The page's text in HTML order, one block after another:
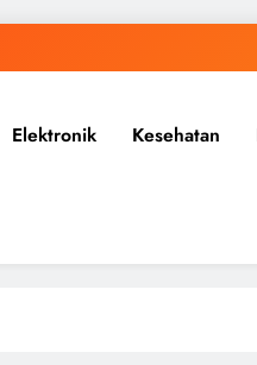
Elektronik Kesehatan